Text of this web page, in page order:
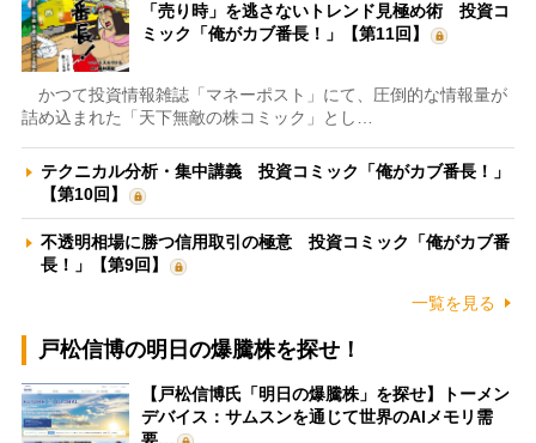
「売り時」を逃さないトレンド見極め術 投資コ
ミック「俺がカブ番長！」【第11回】
かつて投資情報雑誌「マネーポスト」にて、圧倒的な情報量が
詰め込まれた「天下無敵の株コミック」とし…
テクニカル分析・集中講義 投資コミック「俺がカブ番長！」
【第10回】
不透明相場に勝つ信用取引の極意 投資コミック「俺がカブ番
長！」【第9回】
一覧を見る
戸松信博の明日の爆騰株を探せ！
【戸松信博氏「明日の爆騰株」を探せ】トーメン
デバイス：サムスンを通じて世界のAIメモリ需